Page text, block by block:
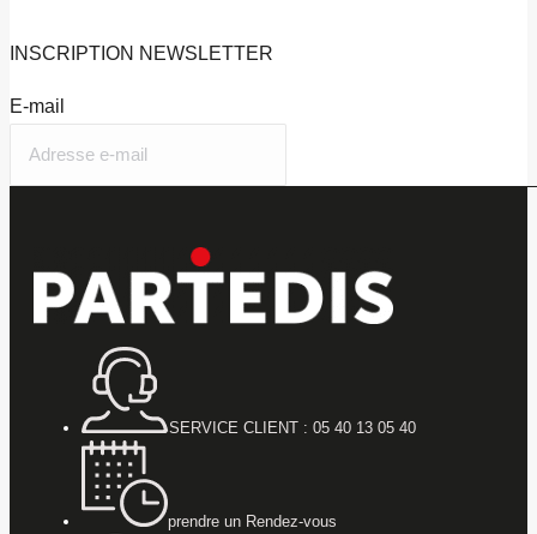
INSCRIPTION NEWSLETTER
E-mail
SERVICE CLIENT : 05 40 13 05 40
prendre un Rendez-vous